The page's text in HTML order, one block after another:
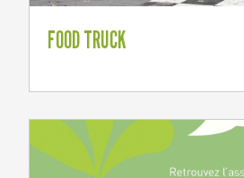
FOOD TRUCK